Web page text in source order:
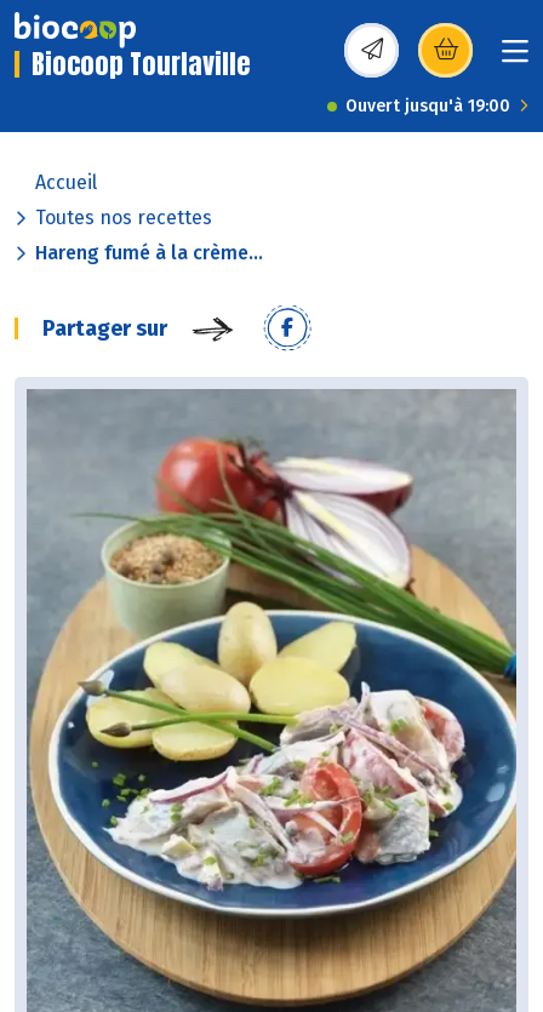
Biocoop Tourlaville (s’ouvre dans une
Ouvert jusqu'à 19:00
Accueil
Toutes nos recettes
Hareng fumé à la crème...
Partager sur